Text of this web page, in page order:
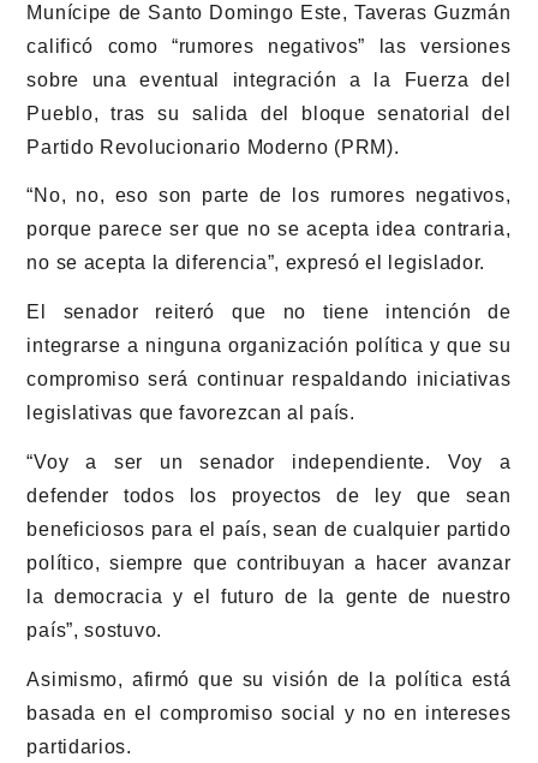
Munícipe de Santo Domingo Este, Taveras Guzmán
calificó como “rumores negativos” las versiones
sobre una eventual integración a la Fuerza del
Pueblo, tras su salida del bloque senatorial del
Partido Revolucionario Moderno (PRM).
“No, no, eso son parte de los rumores negativos,
porque parece ser que no se acepta idea contraria,
no se acepta la diferencia”, expresó el legislador.
El senador reiteró que no tiene intención de
integrarse a ninguna organización política y que su
compromiso será continuar respaldando iniciativas
legislativas que favorezcan al país.
“Voy a ser un senador independiente. Voy a
defender todos los proyectos de ley que sean
beneficiosos para el país, sean de cualquier partido
político, siempre que contribuyan a hacer avanzar
la democracia y el futuro de la gente de nuestro
país”, sostuvo.
Asimismo, afirmó que su visión de la política está
basada en el compromiso social y no en intereses
partidarios.